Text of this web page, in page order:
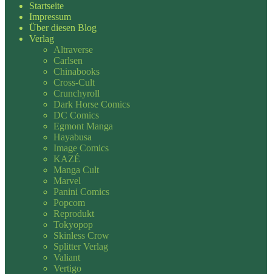
Startseite
Impressum
Über diesen Blog
Verlag
Altraverse
Carlsen
Chinabooks
Cross-Cult
Crunchyroll
Dark Horse Comics
DC Comics
Egmont Manga
Hayabusa
Image Comics
KAZÉ
Manga Cult
Marvel
Panini Comics
Popcom
Reprodukt
Tokyopop
Skinless Crow
Splitter Verlag
Valiant
Vertigo